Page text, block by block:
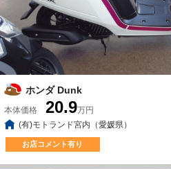
ホンダ Dunk
本体価格 20.9万円
(有)モトランド宮内（愛媛県）
お店コメント有り